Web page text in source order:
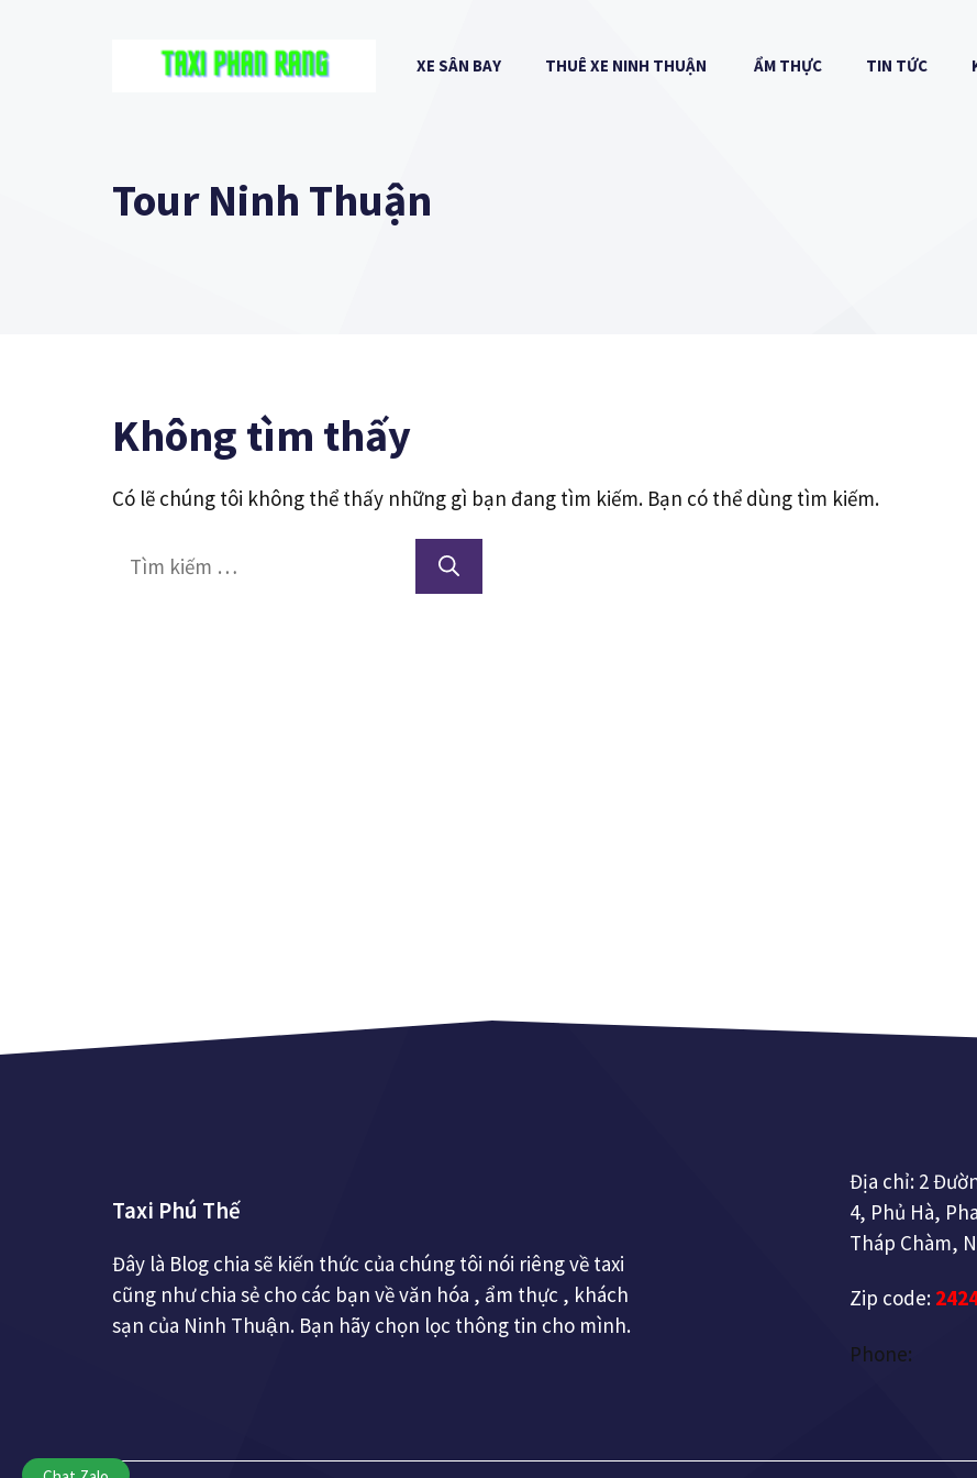
XE SÂN BAY THUÊ XE NINH THUẬN ẨM THỰC TIN TỨC
Tour Ninh Thuận
Không tìm thấy
Có lẽ chúng tôi không thể thấy những gì bạn đang tìm kiếm. Bạn có thể dùng tìm kiếm.
Tìm
Taxi Phú Thế
Đây là Blog chia sẽ kiến thức của chúng tôi nói riêng về taxi
cũng như chia sẻ cho các bạn về văn hóa , ẩm thực , khách
sạn của Ninh Thuận. Bạn hãy chọn lọc thông tin cho mình.
Địa chỉ: 2
4, Phủ Hà,
Tháp Chàm,
Zip code:
Phone: